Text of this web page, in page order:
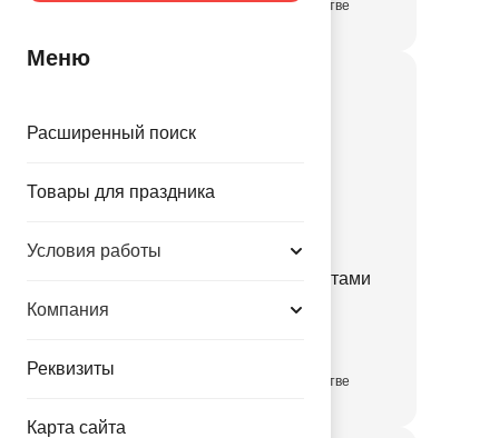
Меню
Расширенный поиск
Товары для праздника
Условия работы
Компания
Реквизиты
Карта сайта
в достаточном количестве
Пиньята Капибара с лентами
в достаточном количестве